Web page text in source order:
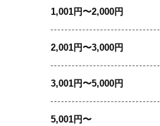
1,001円〜2,000円
2,001円〜3,000円
3,001円〜5,000円
5,001円〜